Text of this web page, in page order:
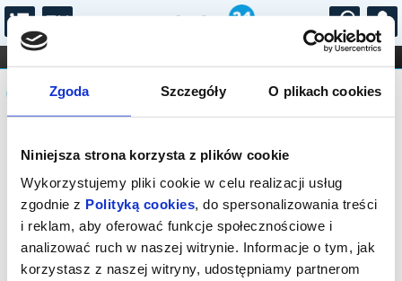
Zgoda Szczegóły O plikach cookies
Niniejsza strona korzysta z plików cookie
Wykorzystujemy pliki cookie w celu realizacji usług
zgodnie z Polityką cookies, do spersonalizowania treści
i reklam, aby oferować funkcje społecznościowe i
analizować ruch w naszej witrynie. Informacje o tym, jak
korzystasz z naszej witryny, udostępniamy partnerom
...
FILHARMONIA OPERA I BALET
STAND-UP
DLA DZIECI
Komunikat
Sprzedaż biletów on-line na wydarzenie
została zakończona.